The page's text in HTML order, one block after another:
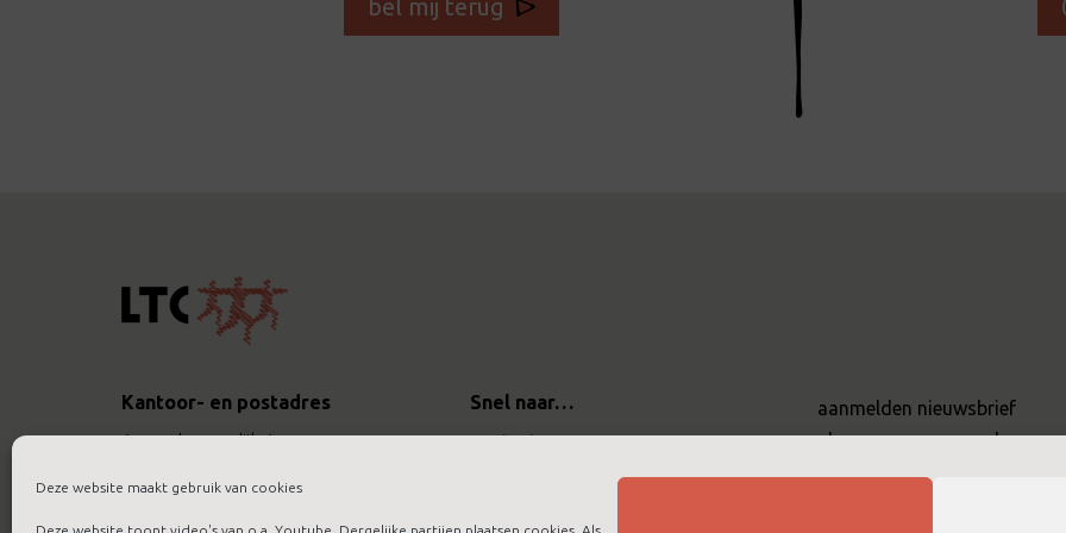
Deze website maakt gebruik van cookies
bel mij terug
Kantoor- en postadres
Assendorperdijk 1
Snel naar…
contact
aanmelden nieuwsbrief
algemene voorwaarden
cookies